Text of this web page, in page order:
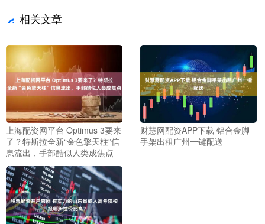
相关文章
上海配资网平台 Optimus 3要来
了？特斯拉全新“金色擎天柱”信
息流出，手部酷似人类成焦点
财慧网配资APP下载 铝合金脚
手架出租广州一键配送